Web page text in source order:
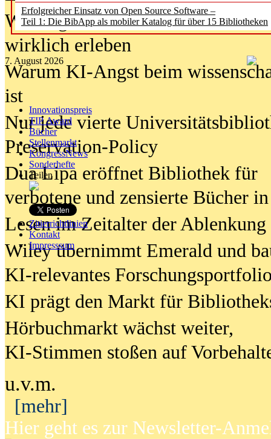
Erfolgreicher Einsatz von Open Source Software –
Teil 1: Die BibApp als mobiler Katalog für über 15 Bibliotheken
7. August 2026
Innovationspreis
TIP Award
Bücher
Stellenmarkt
KongressNews
Sonderhefte
Teilen
Zitierrichtlinien
Kontakt
Impresssum
Wie Jugendliche Social Media
wirklich erleben
Warum KI-Angst beim
ist
Nur jede vierte
Preservation-Policy
Dua Lipa eröffnet Bibliothek für
verbotene und zensierte Bücher
Lesen im Zeitalter der Ablenkung
Wiley übernimmt Emerald und
KI-relevantes
KI prägt den Markt für
Hörbuchmarkt wächst weiter,
KI-Stimmen stoßen auf
u.v.m.
[mehr]
Hier geht es zur Newsletter-